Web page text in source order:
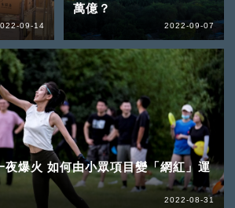
09-14
萬億？
2022-09-07
夜爆火 如何由小眾項目變「網紅」運
2022-08-31